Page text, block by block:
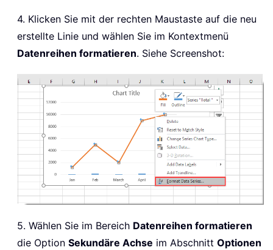
4. Klicken Sie mit der rechten Maustaste auf die neu
erstellte Linie und wählen Sie im Kontextmenü
Datenreihen formatieren. Siehe Screenshot:
5. Wählen Sie im Bereich Datenreihen formatieren
die Option Sekundäre Achse im Abschnitt Optionen